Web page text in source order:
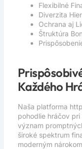
Flexibilné
Diverzita
Ochrana aj
Štruktúra
Každého
Naša platforma
pohodlie hráčov
význam
široké spektrum
moderným